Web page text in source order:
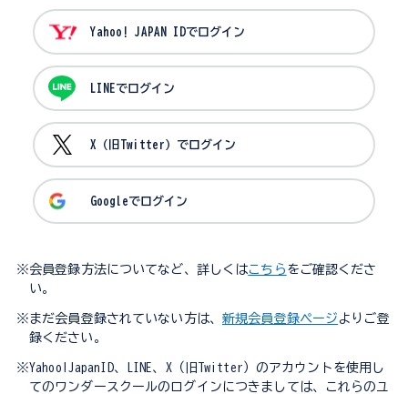
Yahoo! JAPAN IDでログイン
LINEでログイン
X（旧Twitter）でログイン
Googleでログイン
※会員登録方法についてなど、詳しくはこちら をご確認くださ
い。
※まだ会員登録されていない方は、 新規会員登録ページ よりご登
録ください。
※Yahoo!JapanID、LINE、X（旧Twitter）のアカウントを使用し
てのワンダースクールのログインにつきましては、これらのユ